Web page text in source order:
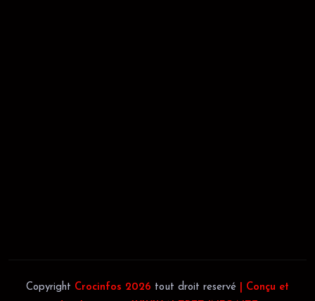
Copyright Crocinfos 2026 tout droit reservé
| Conçu et